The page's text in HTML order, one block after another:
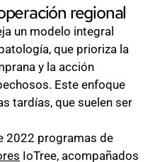
regional
un modelo integral
que prioriza la
y la acción
Este enfoque
tardías, que suelen ser
2022 programas de
IoTree, acompañados